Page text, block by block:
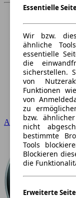
Audi
Essentielle
Wir bzw.
ähnliche
essentielle
die
sicherstellen.
von
Funktionen
von
zu
bzw.
nicht
bestimmte
Tools
Blockieren
die
Erweiterte